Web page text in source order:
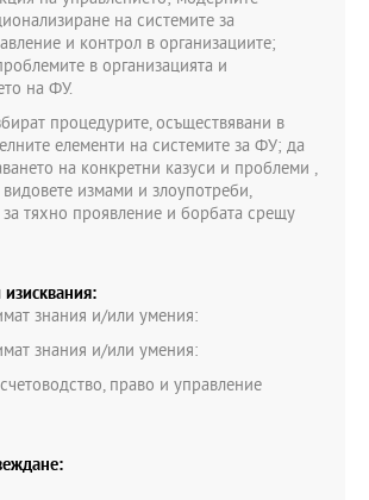
на системите за
и контрол в организациите;
в организацията и
на ФУ.
процедурите, осъществявани в
елементи на системите за ФУ; да
на конкретни казуси и проблеми ,
измами и злоупотреби,
тяхно проявление и борбата срещу
знания и/или умения:
знания и/или умения:
право и управление